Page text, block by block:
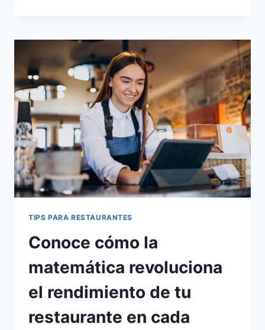
ESTRÉS
EN
TU
RESTAURANTE:
OPTIMIZACIÓN
Y
BIENESTAR
LABORAL
TIPS PARA RESTAURANTES
Conoce cómo la
matemática revoluciona
el rendimiento de tu
restaurante en cada